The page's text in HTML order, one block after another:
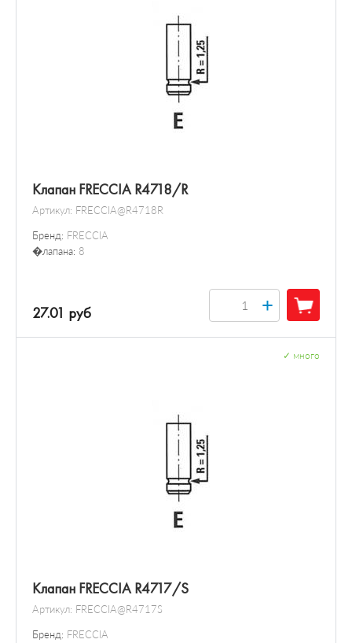
Клапан FRECCIA R4718/R
Артикул: FRECCIA@R4718R
Бренд: FRECCIA
�лапана: 8
27.01 руб +
Клапан FRECCIA R4717/S
Артикул: FRECCIA@R4717S
Бренд: FRECCIA
много